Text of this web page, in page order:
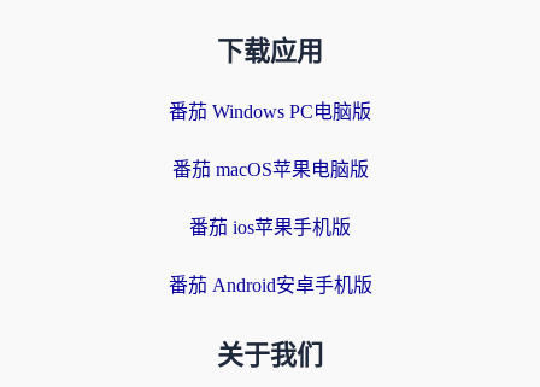
下载应用
番茄 Windows PC电脑版
番茄 macOS苹果电脑版
番茄 ios苹果手机版
番茄 Android安卓手机版
关于我们